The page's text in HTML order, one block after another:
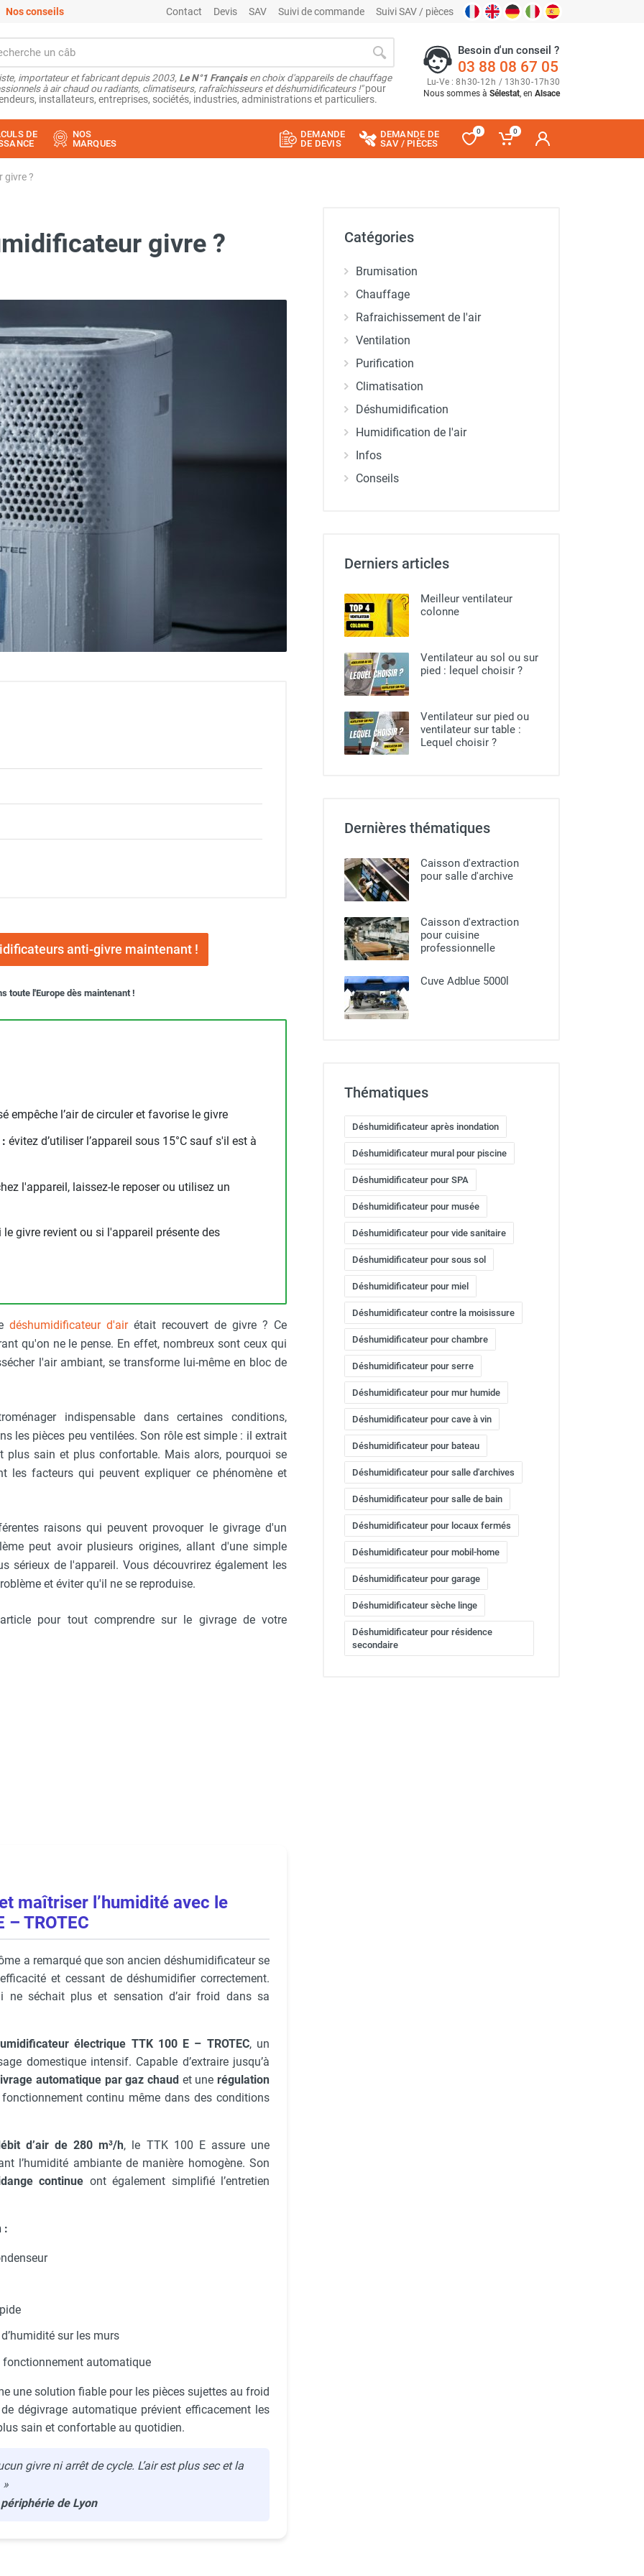
Nos conseils Contact Devis SAV Suivi de commande Suivi SAV / pièces
importateur et fabricant depuis 2003, Le N°1 Françaisen choix d'appareils de chauffage
à air chaud ou radiants, climatiseurs, rafraîchisseurs et déshumidificateurs !"pour
installateurs, entreprises, sociétés, industries, administrations et particuliers.
Besoin d'un conseil ?
03 88 08 67 05
Lu-Ve : 8h30-12h / 13h30-17h30
Nous sommes à Sélestat, en Alsace
DE
NOS
MARQUES
DEMANDE
DE DEVIS
DEMANDE DE
SAV / PIÈCES
0 0
givre ?
givre ?
anti-givre maintenant !
toute l'Europe dès maintenant !
empêche l’air de circuler et favorise le givre
évitez d’utiliser l’appareil sous 15°C sauf s'il est à
l'appareil, laissez-le reposer ou utilisez un
le givre revient ou si l'appareil présente des
déshumidificateur d'airétait recouvert de givre ? Ce
qu'on ne le pense. En effet, nombreux sont ceux qui
l'air ambiant, se transforme lui-même en bloc de
indispensable dans certaines conditions,
les pièces peu ventilées. Son rôle est simple : il extrait
plus sain et plus confortable. Mais alors, pourquoi se
les facteurs qui peuvent expliquer ce phénomène et
raisons qui peuvent provoquer le givrage d'un
peut avoir plusieurs origines, allant d'une simple
sérieux de l'appareil. Vous découvrirez également les
et éviter qu'il ne se reproduise.
pour tout comprendre sur le givrage de votre
maîtriser l’humidité avec le
TROTEC
a remarqué que son ancien déshumidificateur se
et cessant de déshumidifier correctement.
ne séchait plus et sensation d’air froid dans sa
électrique TTK 100 E – TROTEC, un
domestique intensif. Capable d’extraire jusqu’à
automatique par gaz chaud et unerégulation
continu même dans des conditions
d’air de 280 m³/h, le TTK 100 E assure une
l’humidité ambiante de manière homogène. Son
continue ont également simplifié l’entretien
:
sur les murs
automatique
une solution fiable pour les pièces sujettes au froid
dégivrage automatique prévient efficacement les
sain et confortable au quotidien.
givre ni arrêt de cycle. L’air est plus sec et la
»
de Lyon
Catégories
Brumisation
Chauffage
Rafraichissement de l'air
Ventilation
Purification
Climatisation
Déshumidification
Humidification de l'air
Infos
Conseils
Derniers articles
Meilleur ventilateur
colonne
Ventilateur au sol ou sur
pied​ : lequel choisir ?
Ventilateur sur pied ou
ventilateur sur table :
Lequel choisir ?
Dernières thématiques
Caisson d'extraction
pour salle d'archive
Caisson d'extraction
pour cuisine
professionnelle​
Cuve Adblue 5000l
Thématiques
Déshumidificateur après inondation
Déshumidificateur mural pour piscine
Déshumidificateur pour SPA
Déshumidificateur pour musée
Déshumidificateur pour vide sanitaire
Déshumidificateur pour sous sol
Déshumidificateur pour miel
Déshumidificateur contre la moisissure
Déshumidificateur pour chambre
Déshumidificateur pour serre
Déshumidificateur pour mur humide
Déshumidificateur pour cave à vin
Déshumidificateur pour bateau
Déshumidificateur pour salle d'archives
Déshumidificateur pour salle de bain
Déshumidificateur pour locaux fermés
Déshumidificateur pour mobil-home
Déshumidificateur pour garage
Déshumidificateur sèche linge
Déshumidificateur pour résidence
secondaire